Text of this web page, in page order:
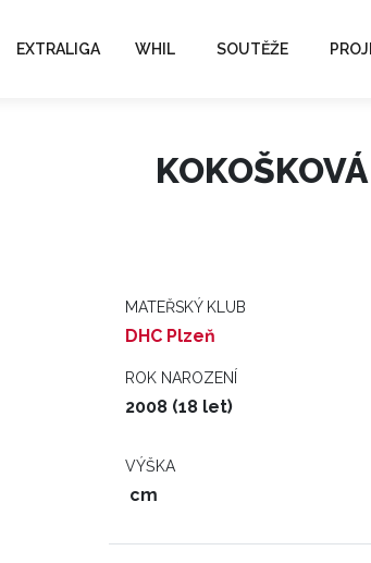
EXTRALIGA WHIL SOUTĚŽE
MATEŘSKÝ KLUB
DHC Plzeň
ROK NAROZENÍ
2008 (18 let)
VÝŠKA
cm